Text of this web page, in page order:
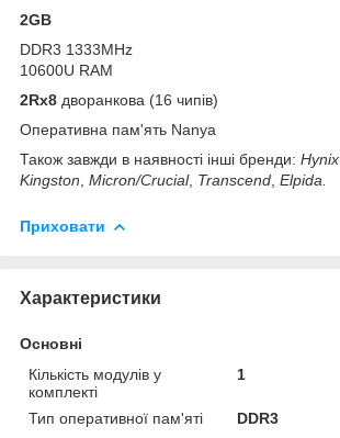
2GB
DDR3 1333MHz
10600U RAM
2Rx8 дворанкова (16 чипів)
Оперативна пам'ять Nanya
Також завжди в наявності інші бренди: Hynix
Kingston Micron/Crucial, Transcend Elpida.
Приховати
Характеристики
Основні
Кількість модулів у
комплекті
1
Тип оперативної пам'яті
DDR3